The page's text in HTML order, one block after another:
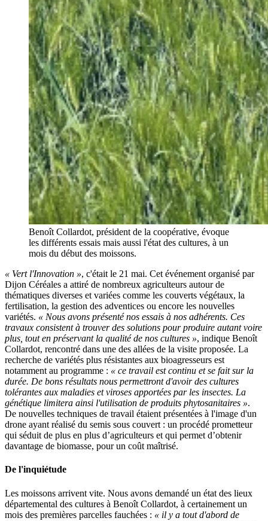
Benoît Collardot, président de la coopérative, évoque
les différents essais mais aussi l'état des cultures, à un
mois du début des moissons.
« Vert l'Innovation », c'était le 21 mai. Cet événement organisé par
Dijon Céréales a attiré de nombreux agriculteurs autour de
thématiques diverses et variées comme les couverts végétaux, la
fertilisation, la gestion des adventices ou encore les nouvelles
variétés. « Nous avons présenté nos essais à nos adhérents. Ces
travaux consistent à trouver des solutions pour produire autant voire
plus, tout en préservant la qualité de nos cultures », indique Benoît
Collardot, rencontré dans une des allées de la visite proposée. La
recherche de variétés plus résistantes aux bioagresseurs est
notamment au programme : « ce travail est continu et se fait sur la
durée. De bons résultats nous permettront d'avoir des cultures
tolérantes aux maladies et viroses apportées par les insectes. La
génétique limitera ainsi l'utilisation de produits phytosanitaires ».
De nouvelles techniques de travail étaient présentées à l'image d'un
drone ayant réalisé du semis sous couvert : un procédé prometteur
qui séduit de plus en plus d’agriculteurs et qui permet d’obtenir
davantage de biomasse, pour un coût maîtrisé.
De l'inquiétude
Les moissons arrivent vite. Nous avons demandé un état des lieux
départemental des cultures à Benoît Collardot, à certainement un
mois des premières parcelles fauchées : « il y a tout d'abord de